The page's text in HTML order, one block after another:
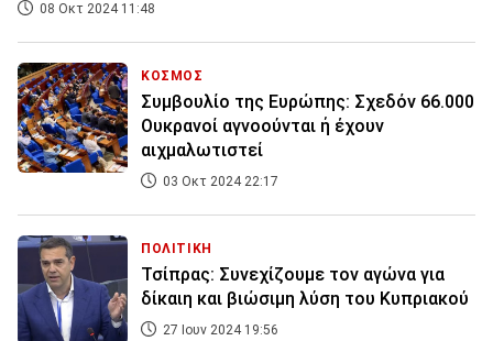
08 Οκτ 2024 11:48
ΚΟΣΜΟΣ
Συμβουλίο της Ευρώπης: Σχεδόν 66.000
Ουκρανοί αγνοούνται ή έχουν
αιχμαλωτιστεί
03 Οκτ 2024 22:17
ΠΟΛΙΤΙΚΗ
Τσίπρας: Συνεχίζουμε τον αγώνα για
δίκαιη και βιώσιμη λύση του Κυπριακού
27 Ιουν 2024 19:56